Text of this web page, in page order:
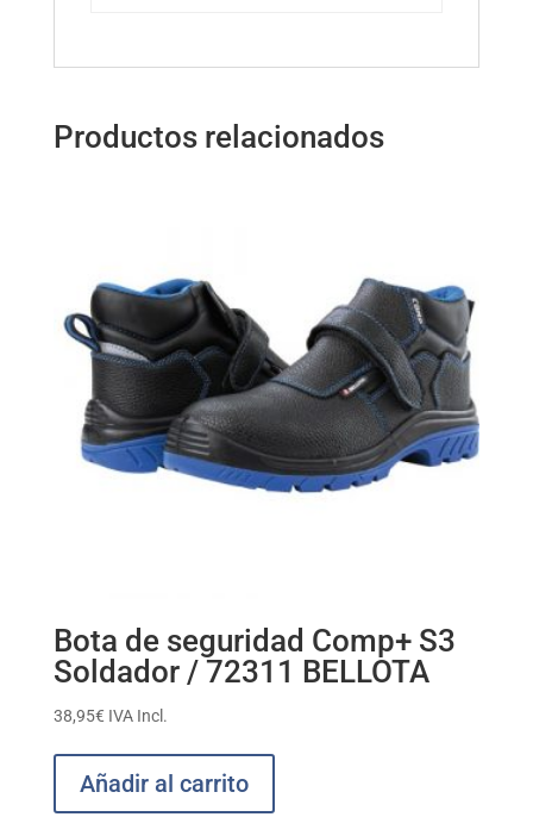
Productos relacionados
Bota de seguridad Comp+ S3
Soldador / 72311 BELLOTA
38,95€ IVA Incl.
Añadir al carrito